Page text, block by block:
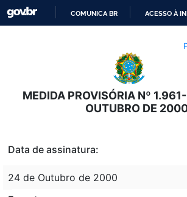
O
CONTEÚDO
COMUNICA BR ACESSO À
MEDIDA PROVISÓRIA Nº
OUTUBRO DE
Data de assinatura:
24 de Outubro de 2000